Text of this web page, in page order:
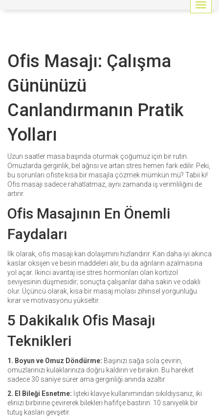
G
e
t
Ofis Masajı: Çalışma
Gününüzü
Canlandırmanın Pratik
Yolları
Uzun saatler masa başında oturmak çoğumuz için bir rutin.
Omuzlarda gerginlik, bel ağrısı ve artan stres hemen fark edilir. Peki,
bu sorunları ofiste kısa bir masajla çözmek mümkün mü? Tabii ki!
Ofis masajı sadece rahatlatmaz, aynı zamanda iş verimliliğini de
artırır.
Ofis Masajının En Önemli
Faydaları
İlk olarak, ofis masajı kan dolaşımını hızlandırır. Kan daha iyi akınca
kaslar oksijen ve besin maddeleri alır, bu da ağrıların azalmasına
yol açar. İkinci avantaj ise stres hormonları olan kortizol
seviyesinin düşmesidir; sonuçta çalışanlar daha sakin ve odaklı
olur. Üçüncü olarak, kısa bir masaj molası zihinsel yorgunluğu
kırar ve motivasyonu yükseltir.
5 Dakikalık Ofis Masajı
Teknikleri
1. Boyun ve Omuz Döndürme: Başınızı sağa sola çevirin,
omuzlarınızı kulaklarınıza doğru kaldırın ve bırakın. Bu hareket
sadece 30 saniye sürer ama gerginliği anında azaltır.
2. El Bileği Esnetme: İşteki klavye kullanımından sıkıldıysanız, iki
elinizi birbirine çevirerek bilekleri hafifçe bastırın. 10 saniyelik bir
tutuş kasları gevşetir.